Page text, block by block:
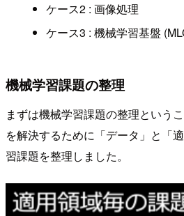
ケース2 : 画像処理
ケース3 : 機械学習基盤
機械学習課題の整理
まずは機械学習課題の整理という
を解決するために「データ」と「
習課題を整理しました。